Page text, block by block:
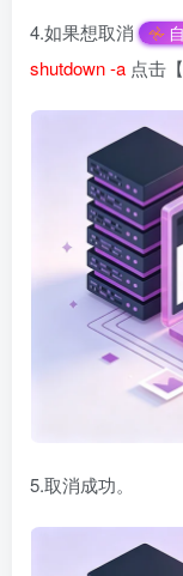
4.如果想取消
shutdown -a 点击
5.取消成功。